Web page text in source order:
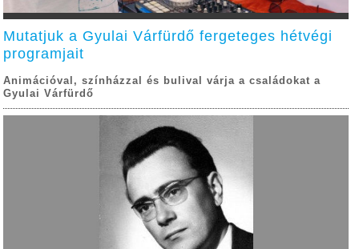
Mutatjuk a Gyulai Várfürdő fergeteges hétvégi
programjait
Animációval, színházzal és bulival várja a családokat a
Gyulai Várfürdő